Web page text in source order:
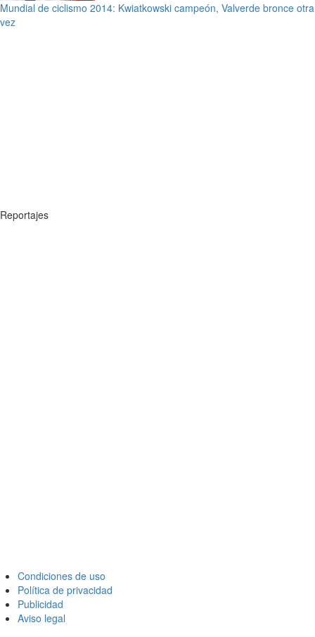
Mundial de ciclismo 2014: Kwiatkowski campeón, Valverde bronce otra
vez
Reportajes
Condiciones de uso
Política de privacidad
Publicidad
Aviso legal